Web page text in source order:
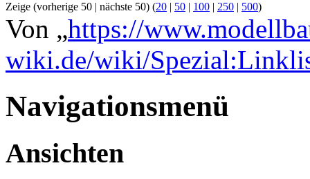
Zeige (vorherige 50 | nächste 50) (20 | 50 | 100 | 250 | 500)
Von „https://
wiki.de/wiki/
Navigationsmenü
Ansichten